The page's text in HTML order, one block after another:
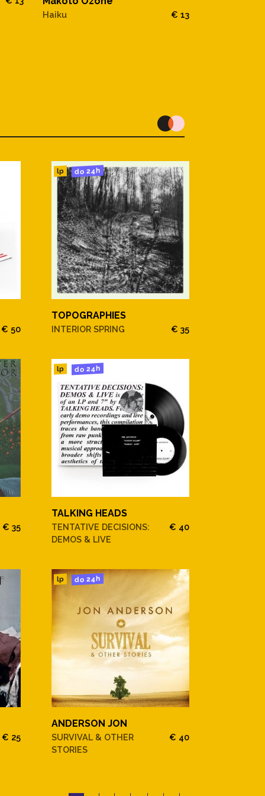
Haiku € 13
€ 50
lp do 24h
TOPOGRAPHIES
INTERIOR SPRING € 35
€ 35
lp do 24h
TALKING HEADS
TENTATIVE DECISIONS:
DEMOS & LIVE
€ 40
€ 25
lp do 24h
ANDERSON JON
SURVIVAL & OTHER
STORIES
€ 40